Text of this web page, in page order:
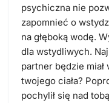
psychiczna nie
zapomnieć o
na głęboką wodę.
dla wstydliwych.
partner będzie
twojego ciała?
pochylił się nad